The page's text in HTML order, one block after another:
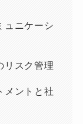
ュニケーシ
リスク管理
メントと社